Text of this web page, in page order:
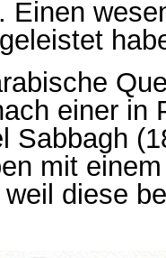
Einen
geleistet
einer in
Sabbagh
mit
weil diese